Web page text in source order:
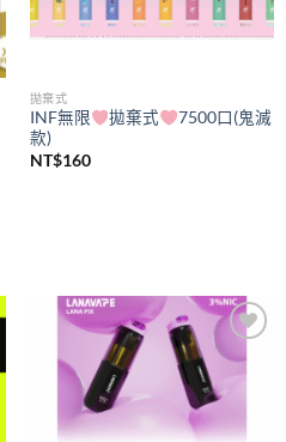
拋棄式
INF無限 拋棄式
7500口(鬼滅
款)
NT$160
Add to
wishlist